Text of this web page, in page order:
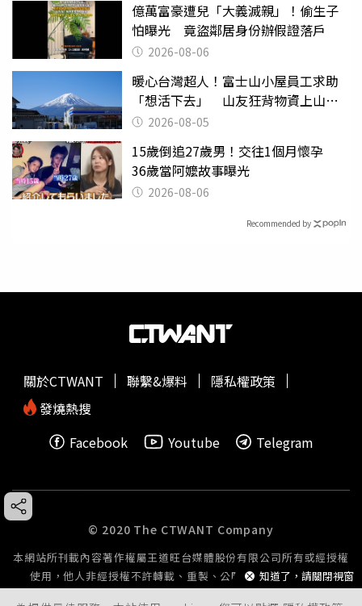
億萬富豪遭兒「大義滅親」！偷生子
怕曝光 竟盜鄰居身份辦假證落戶
2026-08-06
暖心台灣超人！富士山小屋員工求助
「想活下去」 山友狂背物資上山：
台灣真的是寶島
2026-08-05
15歲倒追27歲男！交往1個月懷孕
36歲當阿嬤故事曝光
2026-08-06
Recommended by
知道了，請關閉視窗
關於CTWANT 聯繫&爆料
隱私權政策
發燒熱搜
Facebook
Youtube Telegram
© 2020 The CTWANT Company
本網站所刊載內容著作權屬王道旺台媒體股份有限公司所有或經授權
使用，他人非經授權不許轉載、重製、公開播送或公開傳輸。